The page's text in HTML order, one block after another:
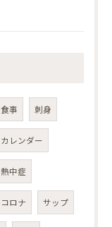
食事 刺身
カレンダー
熱中症
コロナ サップ